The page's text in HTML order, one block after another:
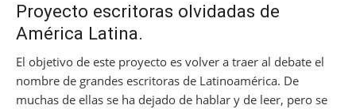
Proyecto escritoras olvidadas de
América Latina.
El objetivo de este proyecto es volver a traer al debate el
nombre de grandes escritoras de Latinoamérica. De
muchas de ellas se ha dejado de hablar y de leer, pero se